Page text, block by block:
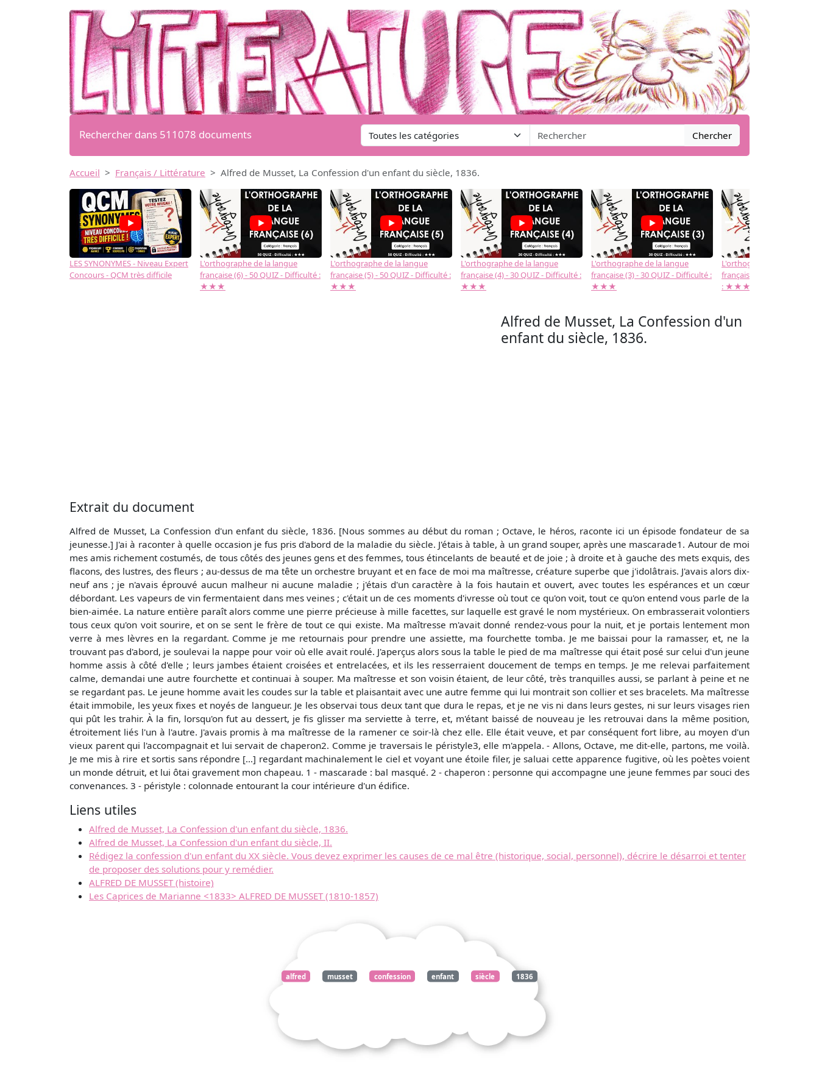
Rechercher dans 511078 documents Chercher
Accueil Français / Littérature Alfred de Musset, La Confession d'un enfant du siècle, 1836.
LES SYNONYMES - Niveau Expert
Concours - QCM très difficile
L'orthographe de la langue
française (6) - 50 QUIZ - Difficulté :
★★★
L'orthographe de la langue
française (5) - 50 QUIZ - Difficulté :
★★★
L'orthographe de la langue
française (4) - 30 QUIZ - Difficulté :
★★★
L'orthographe de la langue
française (3) - 30 QUIZ - Difficulté :
★★★
L'orthographe de la langue
française (2) -( 20 QUIZ -
: ★★★
→
Alfred de Musset, La Confession d'un
enfant du siècle, 1836.
Extrait du document
Alfred de Musset, La Confession d'un enfant du siècle, 1836. [Nous sommes au début du roman ; Octave, le héros, raconte ici un épisode fondateur de sa
jeunesse.] J'ai à raconter à quelle occasion je fus pris d'abord de la maladie du siècle. J'étais à table, à un grand souper, après une mascarade1. Autour de moi
mes amis richement costumés, de tous côtés des jeunes gens et des femmes, tous étincelants de beauté et de joie ; à droite et à gauche des mets exquis, des
flacons, des lustres, des fleurs ; au-dessus de ma tête un orchestre bruyant et en face de moi ma maîtresse, créature superbe que j'idolâtrais. J'avais alors dix-
neuf ans ; je n'avais éprouvé aucun malheur ni aucune maladie ; j'étais d'un caractère à la fois hautain et ouvert, avec toutes les espérances et un cœur
débordant. Les vapeurs de vin fermentaient dans mes veines ; c'était un de ces moments d'ivresse où tout ce qu'on voit, tout ce qu'on entend vous parle de la
bien-aimée. La nature entière paraît alors comme une pierre précieuse à mille facettes, sur laquelle est gravé le nom mystérieux. On embrasserait volontiers
tous ceux qu'on voit sourire, et on se sent le frère de tout ce qui existe. Ma maîtresse m'avait donné rendez-vous pour la nuit, et je portais lentement mon
verre à mes lèvres en la regardant. Comme je me retournais pour prendre une assiette, ma fourchette tomba. Je me baissai pour la ramasser, et, ne la
trouvant pas d'abord, je soulevai la nappe pour voir où elle avait roulé. J'aperçus alors sous la table le pied de ma maîtresse qui était posé sur celui d'un jeune
homme assis à côté d'elle ; leurs jambes étaient croisées et entrelacées, et ils les resserraient doucement de temps en temps. Je me relevai parfaitement
calme, demandai une autre fourchette et continuai à souper. Ma maîtresse et son voisin étaient, de leur côté, très tranquilles aussi, se parlant à peine et ne
se regardant pas. Le jeune homme avait les coudes sur la table et plaisantait avec une autre femme qui lui montrait son collier et ses bracelets. Ma maîtresse
était immobile, les yeux fixes et noyés de langueur. Je les observai tous deux tant que dura le repas, et je ne vis ni dans leurs gestes, ni sur leurs visages rien
qui pût les trahir. À la fin, lorsqu'on fut au dessert, je fis glisser ma serviette à terre, et, m'étant baissé de nouveau je les retrouvai dans la même position,
étroitement liés l'un à l'autre. J'avais promis à ma maîtresse de la ramener ce soir-là chez elle. Elle était veuve, et par conséquent fort libre, au moyen d'un
vieux parent qui l'accompagnait et lui servait de chaperon2. Comme je traversais le péristyle3, elle m'appela. - Allons, Octave, me dit-elle, partons, me voilà.
Je me mis à rire et sortis sans répondre [...] regardant machinalement le ciel et voyant une étoile filer, je saluai cette apparence fugitive, où les poètes voient
un monde détruit, et lui ôtai gravement mon chapeau. 1 - mascarade : bal masqué. 2 - chaperon : personne qui accompagne une jeune femmes par souci des
convenances. 3 - péristyle : colonnade entourant la cour intérieure d'un édifice.
Liens utiles
Alfred de Musset, La Confession d'un enfant du siècle, 1836.
Alfred de Musset, La Confession d'un enfant du siècle, II.
Rédigez la confession d'un enfant du XX siècle. Vous devez exprimer les causes de ce mal être (historique, social, personnel), décrire le désarroi et tenter
de proposer des solutions pour y remédier.
ALFRED DE MUSSET (histoire)
Les Caprices de Marianne <1833> ALFRED DE MUSSET (1810-1857)
alfred musset confession enfant siècle 1836